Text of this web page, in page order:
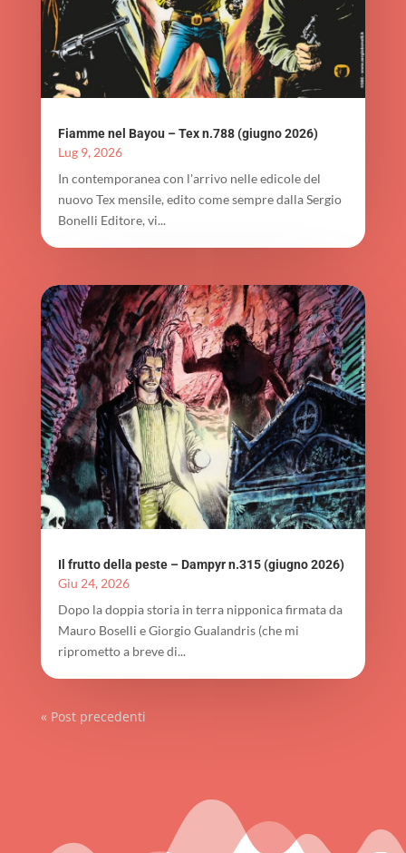
Fiamme nel Bayou – Tex n.788 (giugno 2026)
Lug 9, 2026
In contemporanea con l'arrivo nelle edicole del
nuovo Tex mensile, edito come sempre dalla Sergio
Bonelli Editore, vi...
Il frutto della peste – Dampyr n.315 (giugno 2026)
Giu 24, 2026
Dopo la doppia storia in terra nipponica firmata da
Mauro Boselli e Giorgio Gualandris (che mi
riprometto a breve di...
« Post precedenti